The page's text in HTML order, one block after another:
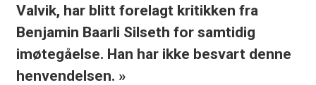
Valvik, har blitt forelagt kritikken fra
Benjamin Baarli Silseth for samtidig
imøtegåelse. Han har ikke besvart denne
henvendelsen. »